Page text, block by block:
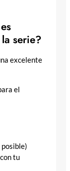
serie?
excelente
el
tu